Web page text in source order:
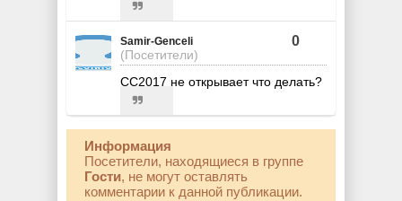
Samir-Genceli
(Посетители)
0
CC2017 не открывает что делать?
Информация
Посетители, находящиеся в группе
Гости, не могут оставлять
комментарии к данной публикации.